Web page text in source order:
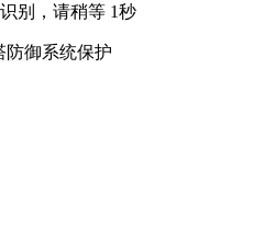
别，请稍等 1秒
防御系统保护